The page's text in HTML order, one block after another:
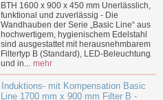
BTH 1600 x 900 x 450 mm Unerlässlich,
funktional und zuverlässig - Die
Wandhauben der Serie „Basic Line“ aus
hochwertigem, hygienischem Edelstahl
sind ausgestattet mit herausnehmbarem
Filtertyp B (Standard), LED-Beleuchtung
und in... mehr
Induktions- mit Kompensation Basic
Line 1700 mm x 900 mm Filter B -